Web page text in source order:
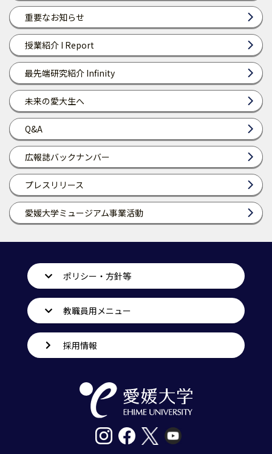
重要なお知らせ
授業紹介 I Report
最先端研究紹介 Infinity
未来の愛大生へ
Q&A
広報誌バックナンバー
プレスリリース
愛媛大学ミュージアム事業活動
ポリシー・方針等
教職員用メニュー
採用情報